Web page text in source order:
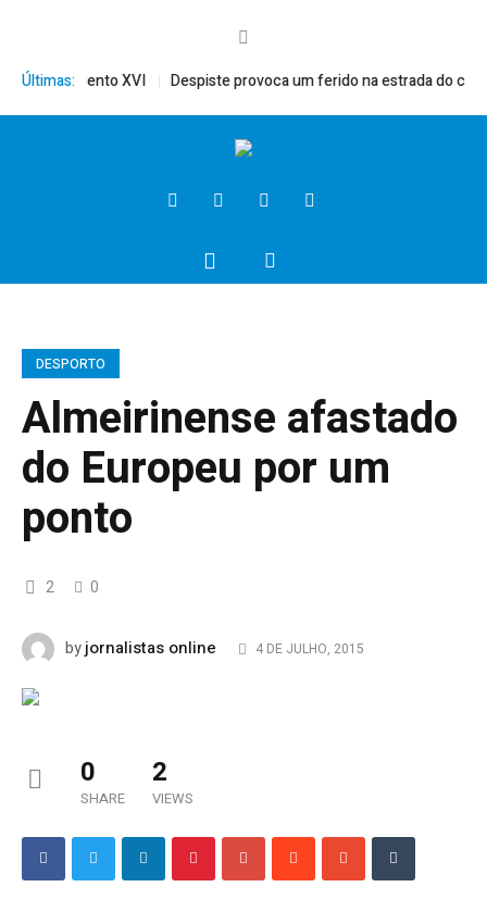
Últimas:Bento XVI Despiste provoca um ferido na estrada do campo
DESPORTO
Almeirinense afastado
do Europeu por um
ponto
2 0
byjornalistas online 4 DE JULHO, 2015
0
SHARE
2
VIEWS